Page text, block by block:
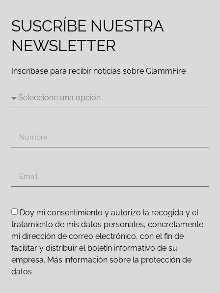
SUSCRÍBE NUESTRA
NEWSLETTER
Inscríbase para recibir noticias sobre GlammFire
Doy mi consentimiento y autorizo la recogida y el
tratamiento de mis datos personales, concretamente
mi dirección de correo electrónico, con el fin de
facilitar y distribuir el boletín informativo de su
empresa. Más información sobre la protección de
datos